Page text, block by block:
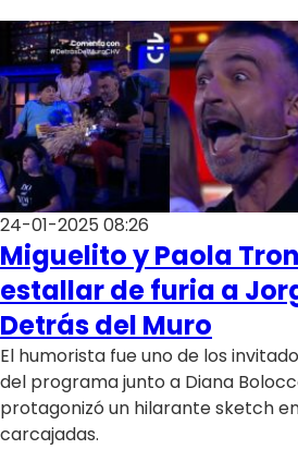
24-01-2025 08:26
Miguelito y Paola
estallar de furia a
Detrás del Muro
El humorista fue uno de los
del programa junto a Diana
protagonizó un hilarante sketch
carcajadas.